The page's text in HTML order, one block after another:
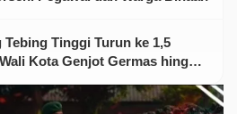
Tinggi Turun ke 1,5
Kota Genjot Germas hingga